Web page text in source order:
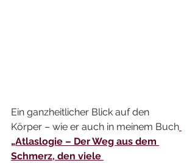
Ein ganzheitlicher Blick auf den
Körper – wie er auch in meinem Buch
„Atlaslogie – Der Weg aus dem
Schmerz, den viele